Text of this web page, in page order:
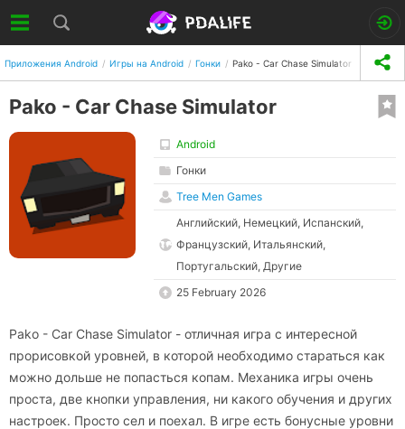
Приложения Android Игры на Android Гонки Pako - Car Chase Simulator
Pako - Car Chase Simulator
Android
Гонки
Tree Men Games
Английский, Немецкий, Испанский,
Французский, Итальянский,
Португальский, Другие
25 February 2026
Pako - Car Chase Simulator - отличная игра с интересной
прорисовкой уровней, в которой необходимо стараться как
можно дольше не попасться копам. Механика игры очень
проста, две кнопки управления, ни какого обучения и других
настроек. Просто сел и поехал. В игре есть бонусные уровни